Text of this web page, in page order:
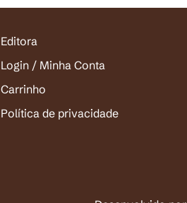
Editora
Login / Minha Conta
Carrinho
Política de privacidade